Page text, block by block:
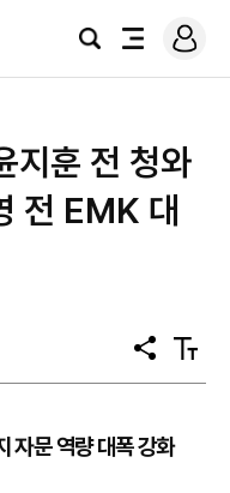
검
전
로
그
지훈 전 청와
전 EMK 대
공
유
텍
스
자문 역량 대폭 강화